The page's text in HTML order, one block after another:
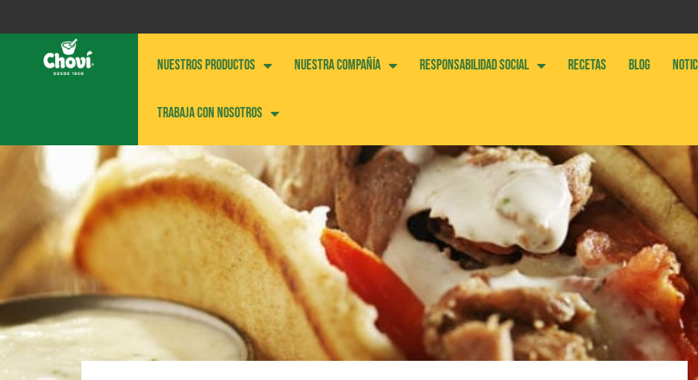
NUESTROS PRODUCTOS NUESTRA COMPAÑÍA RESPONSABILIDAD SOCIAL RECETAS BLOG
Trabaja con nosotros